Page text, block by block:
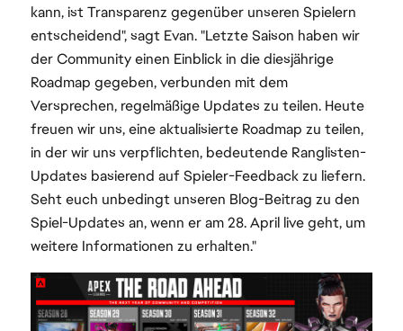
kann, ist Transparenz gegenüber unseren Spielern
entscheidend", sagt Evan. "Letzte Saison haben wir
der Community einen Einblick in die diesjährige
Roadmap gegeben, verbunden mit dem
Versprechen, regelmäßige Updates zu teilen. Heute
freuen wir uns, eine aktualisierte Roadmap zu teilen,
in der wir uns verpflichten, bedeutende Ranglisten-
Updates basierend auf Spieler-Feedback zu liefern.
Seht euch unbedingt unseren Blog-Beitrag zu den
Spiel-Updates an, wenn er am 28. April live geht, um
weitere Informationen zu erhalten."